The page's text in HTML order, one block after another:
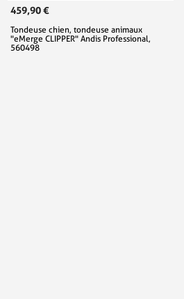
459,90 €
Tondeuse chien, tondeuse animaux
"eMerge CLIPPER" Andis Professional,
560498